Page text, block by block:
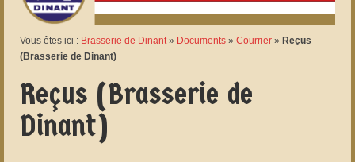
Vous êtes ici : Brasserie de Dinant» Documents » Courrier » Reçus
(Brasserie de Dinant)
Reçus (Brasserie de
Dinant)